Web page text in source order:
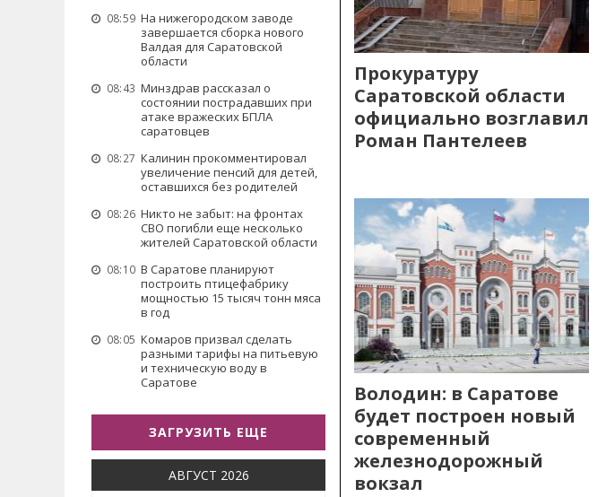
08:59 На нижегородском заводе
завершается сборка нового
Валдая для Саратовской
области
08:43 Минздрав рассказал о
состоянии пострадавших при
атаке вражеских БПЛА
саратовцев
08:27 Калинин прокомментировал
увеличение пенсий для детей,
оставшихся без родителей
08:26 Никто не забыт: на фронтах
СВО погибли еще несколько
жителей Саратовской области
08:10 В Саратове планируют
построить птицефабрику
мощностью 15 тысяч тонн мяса
в год
08:05 Комаров призвал сделать
разными тарифы на питьевую
и техническую воду в
Саратове
ЗАГРУЗИТЬ ЕЩЕ
АВГУСТ 2026
Прокуратуру
Саратовской области
официально возглавил
Роман Пантелеев
Володин: в Саратове
будет построен новый
современный
железнодорожный
вокзал